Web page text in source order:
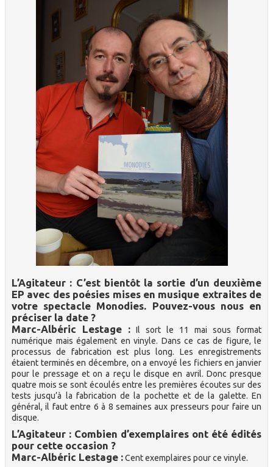
L’Agitateur : C’est bientôt la sortie d’un deuxième
EP avec des poésies mises en musique extraites de
votre spectacle Monodies. Pouvez-vous nous en
préciser la date ?
Marc-Albéric Lestage : Il sort le 11 mai sous format
numérique mais également en vinyle. Dans ce cas de figure, le
processus de fabrication est plus long. Les enregistrements
étaient terminés en décembre, on a envoyé les fichiers en janvier
pour le pressage et on a reçu le disque en avril. Donc presque
quatre mois se sont écoulés entre les premières écoutes sur des
tests jusqu’à la fabrication de la pochette et de la galette. En
général, il faut entre 6 à 8 semaines aux presseurs pour faire un
disque.
L’Agitateur : Combien d’exemplaires ont été édités
pour cette occasion ?
Marc-Albéric Lestage :Cent exemplaires pour ce vinyle.